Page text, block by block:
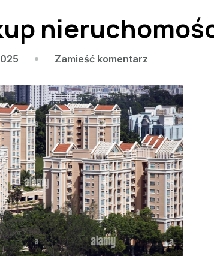
Zamieść komentarzwe
Szybki
skup
nieruchomości
–
jak
działa?